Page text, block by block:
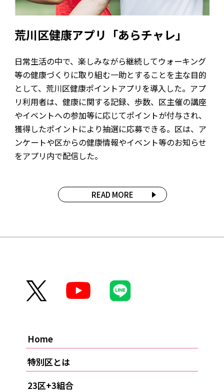
荒川区健康アプリ「あらチャレ」
日常生活の中で、楽しみながら継続してウォーキング
等の健康づくりに取り組む一助とすることを主な目的
として、荒川区健康ポイントアプリを導入した。アプ
リ利用者は、健康に関する記録、歩数、区主催の講座
やイベントへの参加等に応じてポイントが付与され、
獲得したポイントにより抽選に応募できる。区は、ア
ンケートや区からの健康情報やイベント等のお知らせ
をアプリ内で配信した。
READ MORE
Home
特別区とは
23区+3組合